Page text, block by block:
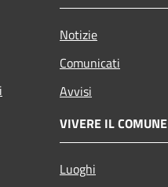
Notizie
Comunicati
Avvisi
VIVERE IL COMUNE
Luoghi